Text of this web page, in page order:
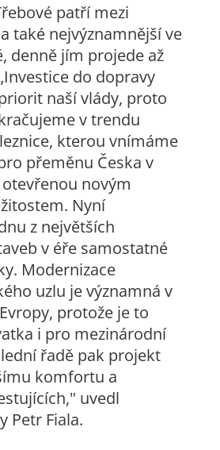
patří mezi
také nejvýznamnější ve
denně jím projede až
do dopravy
naší vlády, proto
v trendu
kterou vnímáme
přeměnu Česka v
novým
Nyní
z největších
v éře samostatné
Modernizace
uzlu je významná v
protože je to
i pro mezinárodní
řadě pak projekt
komfortu a
uvedl
Petr Fiala.